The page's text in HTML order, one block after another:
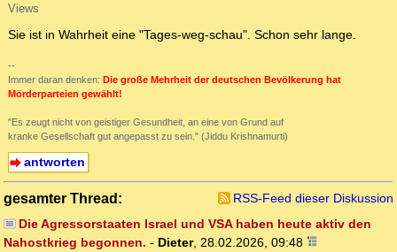
Views
Sie ist in Wahrheit eine "Tages-weg-schau". Schon sehr lange.
--
Immer daran denken: Die große Mehrheit der deutschen Bevölkerung hat
Mörderparteien gewählt!
"Es zeugt nicht von geistiger Gesundheit, an eine von Grund auf
kranke Gesellschaft gut angepasst zu sein." (Jiddu Krishnamurti)
antworten
gesamter Thread:
RSS-Feed dieser Diskussion
Die Agressorstaaten Israel und VSA haben heute aktiv den
Nahostkrieg begonnen. - Dieter, 28.02.2026, 09:48